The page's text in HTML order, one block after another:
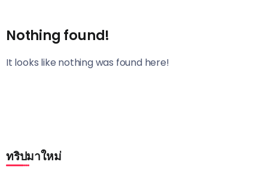
Nothing found!
It looks like nothing was found here!
ทริปมาใหม่